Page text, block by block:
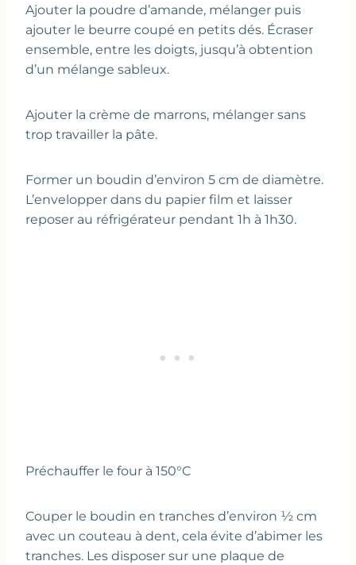
Ajouter la poudre d’amande, mélanger puis
ajouter le beurre coupé en petits dés. Écraser
ensemble, entre les doigts, jusqu’à obtention
d’un mélange sableux.
Ajouter la crème de marrons, mélanger sans
trop travailler la pâte.
Former un boudin d’environ 5 cm de diamètre.
L’envelopper dans du papier film et laisser
reposer au réfrigérateur pendant 1h à 1h30.
Préchauffer le four à 150°C
Couper le boudin en tranches d’environ ½ cm
avec un couteau à dent, cela évite d’abimer les
tranches. Les disposer sur une plaque de